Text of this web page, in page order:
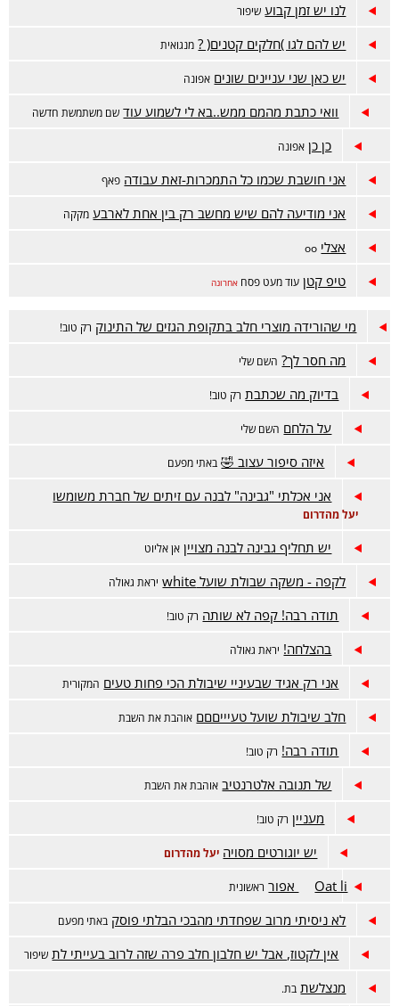
לנו יש זמן קבוע שיפור
יש להם לגו )חלקים קטנים( ? מנגואית
יש כאן שני עניינים שונים אפונה
וואי כתבת מהמם ממש..בא לי לשמוע עוד שם משתמשת חדשה
כן כן אפונה
אני חושבת שכמו כל התמכרות-זאת עבודה פאף
אני מודיעה להם שיש מחשב רק בין אחת לארבע מקקה
אצלי oo
טיפ קטן עוד מעט פסח אחרונה
מי שהורידה מוצרי חלב בתקופת הגזים של התינוק רק טוב!
מה חסר לך? השם שלי
בדיוק מה שכתבת רק טוב!
על הלחם השם שלי
איזה סיפור עצוב 🤣 באתי מפעם
אני אכלתי "גבינה" לבנה עם זיתים של חברת משומשו
יעל מהדרום
יש תחליף גבינה לבנה מצויין אן אליוט
לקפה - משקה שבולת שועל white יראת גאולה
תודה רבה! קפה לא שותה רק טוב!
בהצלחה! יראת גאולה
אני רק אגיד שבעיניי שיבולת הכי פחות טעים המקורית
חלב שיבולת שועל טעיייםםם אוהבת את השבת
תודה רבה! רק טוב!
של תנובה אלטרנטיב אוהבת את השבת
מעניין רק טוב!
יש יוגורטים מסויה יעל מהדרום
Oat li אפור ראשונית
לא ניסיתי מרוב שפחדתי מהבכי הבלתי פוסק באתי מפעם
אין לקטוז, אבל יש חלבון חלב פרה שזה לרוב בעייתי לת שיפור
מנצלשת בת.